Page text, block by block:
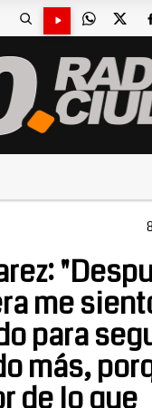
me
para
más,
de lo que